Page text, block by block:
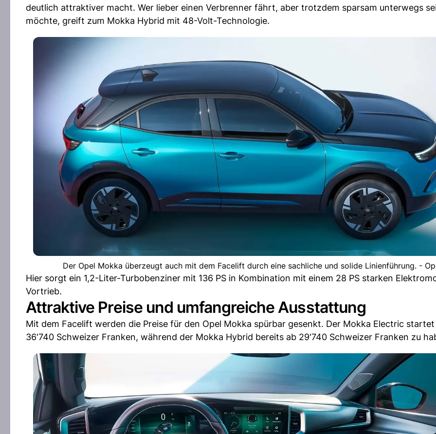
deutlich attraktiver macht. Wer lieber einen Verbrenner fährt, aber trotzdem sparsam unterwegs
möchte, greift zum Mokka Hybrid mit 48-Volt-Technologie.
Der Opel Mokka überzeugt auch mit dem Facelift durch eine sachliche und solide Linienführung. -
Hier sorgt ein 1,2-Liter-Turbobenziner mit 136 PS in Kombination mit einem 28 PS starken
Vortrieb.
Attraktive Preise und umfangreiche Ausstattung
Mit dem Facelift werden die Preise für den Opel Mokka spürbar gesenkt. Der Mokka Electric
36'740 Schweizer Franken, während der Mokka Hybrid bereits ab 29'740 Schweizer Franken zu